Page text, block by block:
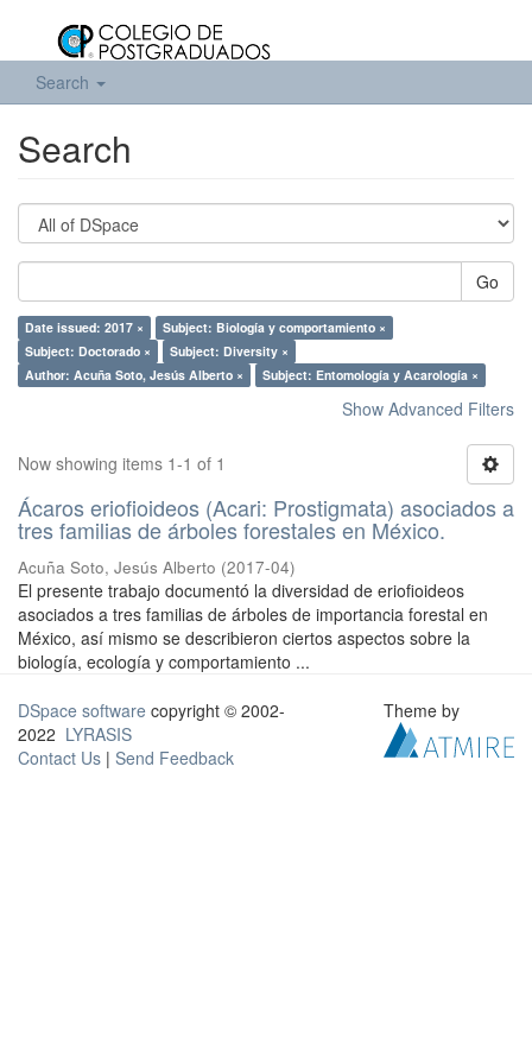
Search
Search
Go
Date issued: 2017 ×
Subject: Biología y comportamiento ×
Subject: Doctorado ×
Subject: Diversity ×
Author: Acuña Soto, Jesús Alberto ×
Subject: Entomología y Acarología ×
Show Advanced Filters
Now showing items 1-1 of 1
Ácaros eriofioideos (Acari: Prostigmata) asociados a
tres familias de árboles forestales en México.
Acuña Soto, Jesús Alberto (2017-04)
El presente trabajo documentó la diversidad de eriofioideos
asociados a tres familias de árboles de importancia forestal en
México, así mismo se describieron ciertos aspectos sobre la
biología, ecología y comportamiento ...
DSpace software copyright © 2002-
2022 LYRASIS
Contact Us | Send Feedback
Theme by